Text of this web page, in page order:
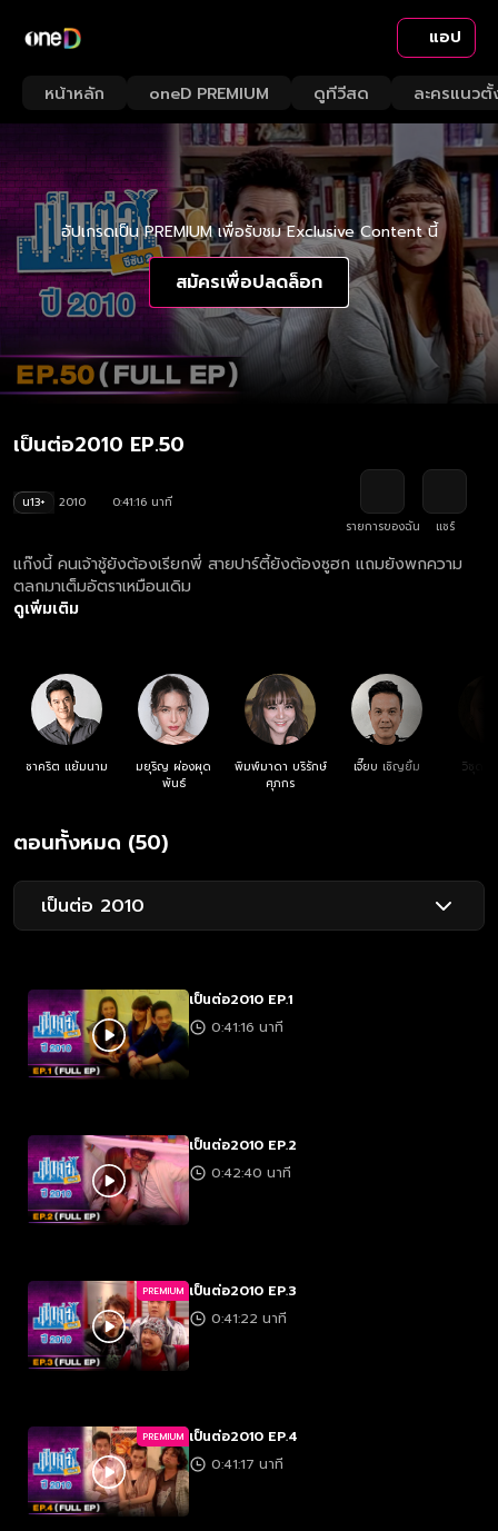
แอป
หน้าหลัก oneD PREMIUM ดูทีวีสด ละครแนวตั้
อัปเกรดเป็น PREMIUM เพื่อรับชม Exclusive Content นี้
สมัครเพื่อปลดล็อก
เป็นต่อ2010 EP.50
น13+ 2010
0:41:16 นาที
รายการของฉัน
แชร์
แก๊งนี้ คนเจ้าชู้ยังต้องเรียกพี่ สายปาร์ตี้ยังต้องซูฮก แถมยังพกความ
ตลกมาเต็มอัตราเหมือนเดิม
ดูเพิ่มเติม
ชาคริต แย้มนาม
มยุริญ ผ่องผุด
พันธ์
พิมพ์มาดา บริรักษ์
ศุภกร
เจี๊ยบ เชิญยิ้ม วิชุดา
ตอนทั้งหมด (50)
เป็นต่อ 2010
เป็นต่อ2010 EP.1
0:41:16 นาที
เป็นต่อ2010 EP.2
0:42:40 นาที
PREMIUM เป็นต่อ2010 EP.3
0:41:22 นาที
PREMIUM เป็นต่อ2010 EP.4
0:41:17 นาที